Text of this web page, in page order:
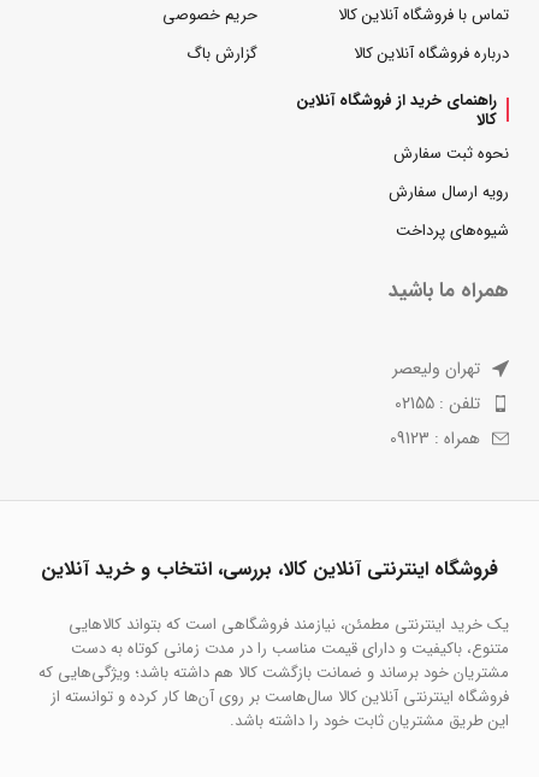
تماس با فروشگاه آنلاین کالا
درباره فروشگاه آنلاین کالا
حریم خصوصی
گزارش باگ
راهنمای خرید از فروشگاه آنلاین
کالا
نحوه ثبت سفارش
رویه ارسال سفارش
شیوه‌های پرداخت
همراه ما باشید
تهران ولیعصر
تلفن : 02155
همراه : 09123
فروشگاه اینترنتی آنلاین کالا، بررسی، انتخاب و خرید آنلاین
یک خرید اینترنتی مطمئن، نیازمند فروشگاهی است که بتواند کالاهایی
متنوع، باکیفیت و دارای قیمت مناسب را در مدت زمانی کوتاه به دست
مشتریان خود برساند و ضمانت بازگشت کالا هم داشته باشد؛ ویژگی‌هایی که
فروشگاه اینترنتی آنلاین کالا سال‌هاست بر روی آن‌ها کار کرده و توانسته از
این طریق مشتریان ثابت خود را داشته باشد.